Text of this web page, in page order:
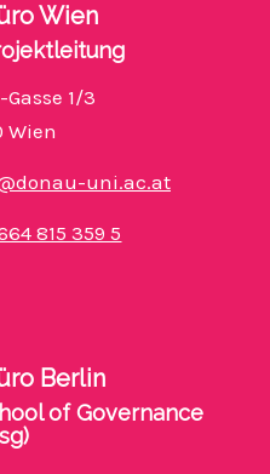
Wien
1/3
Wien
uni.ac.at
815 359 5
Berlin
of Governance